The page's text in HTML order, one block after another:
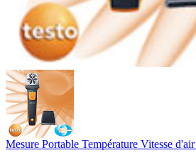
Mesure Portable Température Vitesse d'air